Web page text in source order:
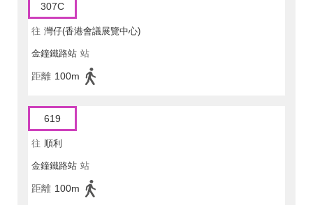
307C
往 灣仔(香港會議展覽中心)
金鐘鐵路站 站
距離 100m
619
往 順利
金鐘鐵路站 站
距離 100m